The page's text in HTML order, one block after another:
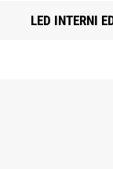
LED INTERNI